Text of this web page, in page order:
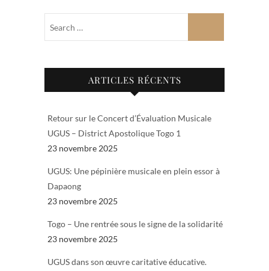
ARTICLES RÉCENTS
Retour sur le Concert d’Évaluation Musicale
UGUS – District Apostolique Togo 1
23 novembre 2025
UGUS: Une pépinière musicale en plein essor à
Dapaong
23 novembre 2025
Togo – Une rentrée sous le signe de la solidarité
23 novembre 2025
UGUS dans son œuvre caritative éducative.